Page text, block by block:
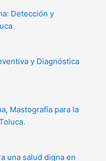
Detección y
y Diagnóstica
Mastografía para la
una salud digna en